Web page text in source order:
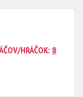
HRÁČOK: 8